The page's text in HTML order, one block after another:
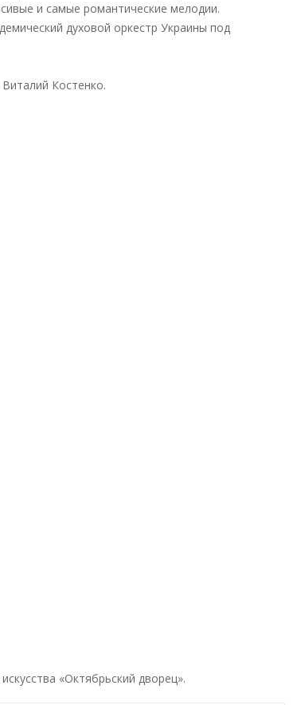
и самые романтические мелодии.
духовой оркестр Украины под
Костенко.
«Октябрьский дворец».